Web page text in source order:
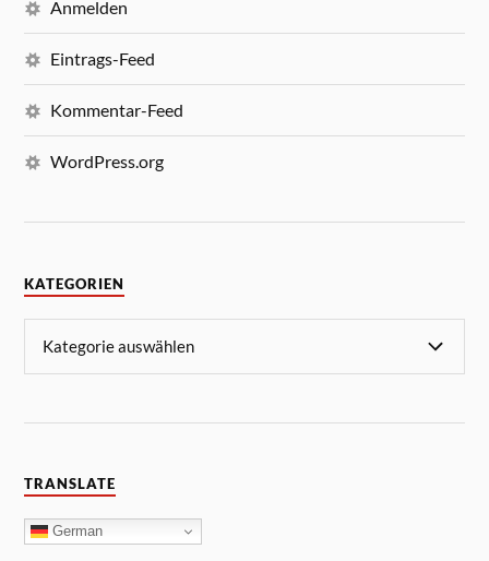
Anmelden
Eintrags-Feed
Kommentar-Feed
WordPress.org
KATEGORIEN
TRANSLATE
German